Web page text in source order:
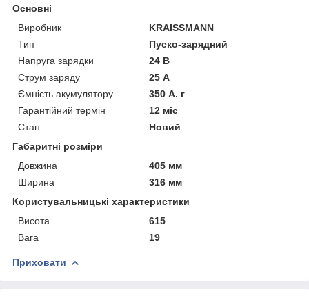
Основні
Виробник
KRAISSMANN
Тип
Пуско-зарядний
Напруга зарядки
24 В
Струм заряду
25 А
Ємність акумулятору
350 А. г
Гарантійний термін
12 міс
Стан
Новий
Габаритні розміри
Довжина
405 мм
Ширина
316 мм
Користувальницькі характеристики
Висота
615
Вага
19
Приховати